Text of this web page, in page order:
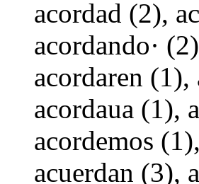
acordad (2),
acordando·
acordaren (1),
acordaua (1),
acordemos
acuerdan (3),